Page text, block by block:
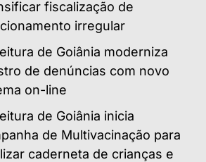
fiscalização de
irregular
de Goiânia moderniza
de denúncias com novo
on-line
de Goiânia inicia
de Multivacinação para
caderneta de crianças e